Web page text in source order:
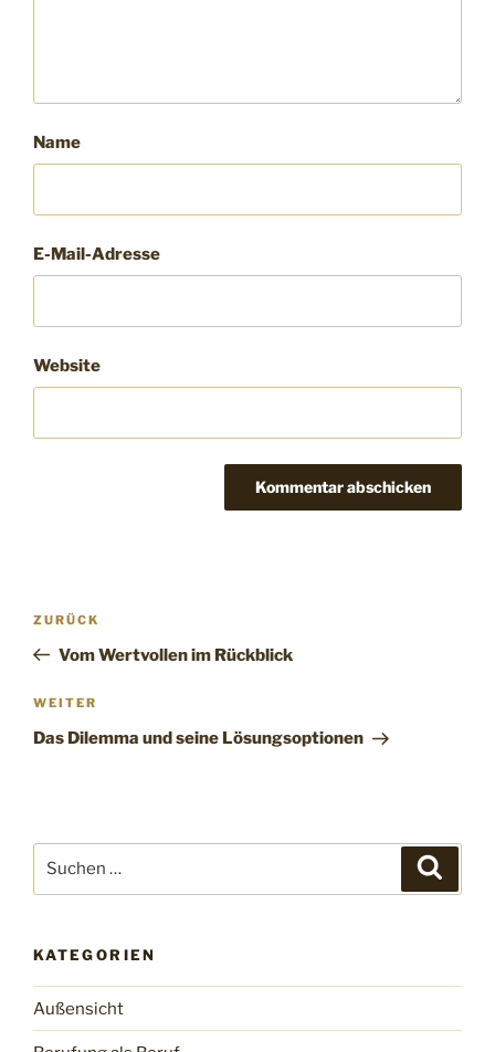
Name
E-Mail-Adresse
Website
Beitragsnavigation
Vorheriger
Beitrag
ZURÜCK
Vom Wertvollen im Rückblick
Nächster
Beitrag
WEITER
Das Dilemma und seine Lösungsoptionen
nach:
KATEGORIEN
Außensicht